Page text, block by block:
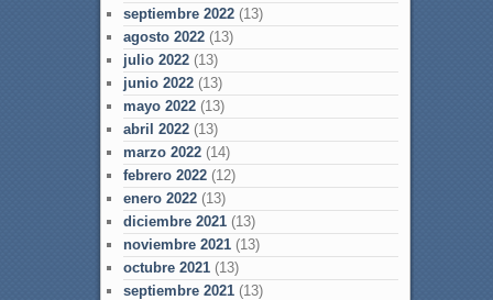
septiembre 2022(13)
agosto 2022(13)
julio 2022(13)
junio 2022(13)
mayo 2022(13)
abril 2022(13)
marzo 2022(14)
febrero 2022(12)
enero 2022(13)
diciembre 2021(13)
noviembre 2021(13)
octubre 2021(13)
septiembre 2021(13)